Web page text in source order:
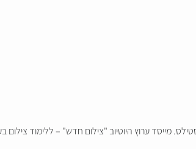
מייסד ערוץ היוטיוב "צילום חדש" – ללימוד צילום